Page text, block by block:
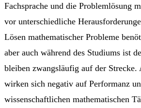
Fachsprache und die Problemlösung
vor unterschiedliche
Lösen mathematischer Probleme
aber auch während des Studiums ist
bleiben zwangsläufig auf der
wirken sich negativ auf Performanz
wissenschaftlichen mathematischen